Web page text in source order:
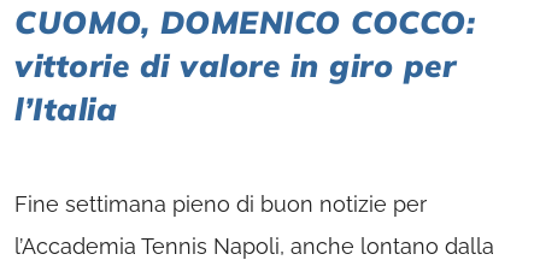
CUOMO, DOMENICO COCCO:
vittorie di valore in giro per
l’Italia
Fine settimana pieno di buon notizie per
l’Accademia Tennis Napoli, anche lontano dalla